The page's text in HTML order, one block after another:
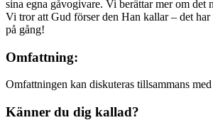
sina egna gåvogivare. Vi berättar mer om det
Vi tror att Gud förser den Han kallar – det
på gång!
Omfattning:
Omfattningen kan diskuteras tillsammans
Känner du dig kallad?